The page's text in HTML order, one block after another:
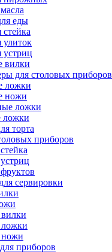
еды
улиток
устриц
вилки
для столовых приборов
ложки
ножи
ложки
ложки
торта
приборов
сервировки
ножи
приборов